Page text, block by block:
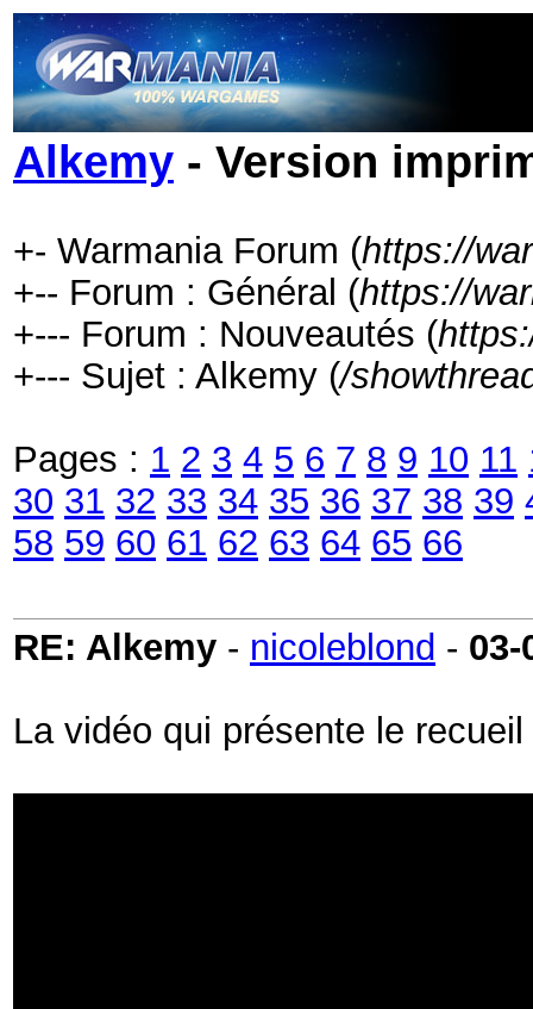
Alkemy - Version
+- Warmania Forum (https://
+-- Forum : Général (https://
+--- Forum : Nouveautés (
+--- Sujet : Alkemy (/
Pages : 1 2 3 4 5 6 7 8 9 10 11
30 31 32 33 34 35 36 37 38 39
58 59 60 61 62 63 64 65 66
RE: Alkemy - nicoleblond - 03-
La vidéo qui présente le